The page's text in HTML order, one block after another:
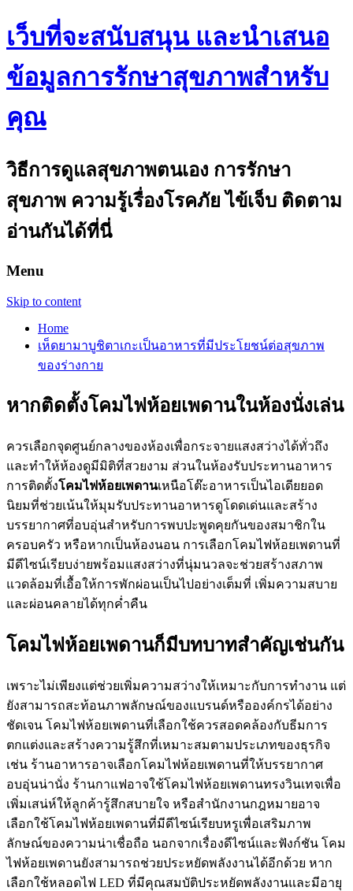
เว็บที่จะสนับสนุน และนำเสนอ
ข้อมูลการรักษาสุขภาพสำหรับ
คุณ
วิธีการดูแลสุขภาพตนเอง การรักษา
สุขภาพ ความรู้เรื่องโรคภัย ไข้เจ็บ ติดตาม
อ่านกันได้ที่นี่
Menu
Skip to content
Home
เห็ดยามาบูชิตาเกะเป็นอาหารที่มีประโยชน์ต่อสุขภาพ
ของร่างกาย
หากติดตั้งโคมไฟห้อยเพดานในห้องนั่งเล่น
ควรเลือกจุดศูนย์กลางของห้องเพื่อกระจายแสงสว่างได้ทั่วถึง
และทำให้ห้องดูมีมิติที่สวยงาม ส่วนในห้องรับประทานอาหาร
การติดตั้งโคมไฟห้อยเพดานเหนือโต๊ะอาหารเป็นไอเดียยอด
นิยมที่ช่วยเน้นให้มุมรับประทานอาหารดูโดดเด่นและสร้าง
บรรยากาศที่อบอุ่นสำหรับการพบปะพูดคุยกันของสมาชิกใน
ครอบครัว หรือหากเป็นห้องนอน การเลือกโคมไฟห้อยเพดานที่
มีดีไซน์เรียบง่ายพร้อมแสงสว่างที่นุ่มนวลจะช่วยสร้างสภาพ
แวดล้อมที่เอื้อให้การพักผ่อนเป็นไปอย่างเต็มที่ เพิ่มความสบาย
และผ่อนคลายได้ทุกค่ำคืน
โคมไฟห้อยเพดานก็มีบทบาทสำคัญเช่นกัน
เพราะไม่เพียงแต่ช่วยเพิ่มความสว่างให้เหมาะกับการทำงาน แต่
ยังสามารถสะท้อนภาพลักษณ์ของแบรนด์หรือองค์กรได้อย่าง
ชัดเจน โคมไฟห้อยเพดานที่เลือกใช้ควรสอดคล้องกับธีมการ
ตกแต่งและสร้างความรู้สึกที่เหมาะสมตามประเภทของธุรกิจ
เช่น ร้านอาหารอาจเลือกโคมไฟห้อยเพดานที่ให้บรรยากาศ
อบอุ่นน่านั่ง ร้านกาแฟอาจใช้โคมไฟห้อยเพดานทรงวินเทจเพื่อ
เพิ่มเสน่ห์ให้ลูกค้ารู้สึกสบายใจ หรือสำนักงานกฎหมายอาจ
เลือกใช้โคมไฟห้อยเพดานที่มีดีไซน์เรียบหรูเพื่อเสริมภาพ
ลักษณ์ของความน่าเชื่อถือ นอกจากเรื่องดีไซน์และฟังก์ชัน โคม
ไฟห้อยเพดานยังสามารถช่วยประหยัดพลังงานได้อีกด้วย หาก
เลือกใช้หลอดไฟ LED ที่มีคุณสมบัติประหยัดพลังงานและมีอายุ